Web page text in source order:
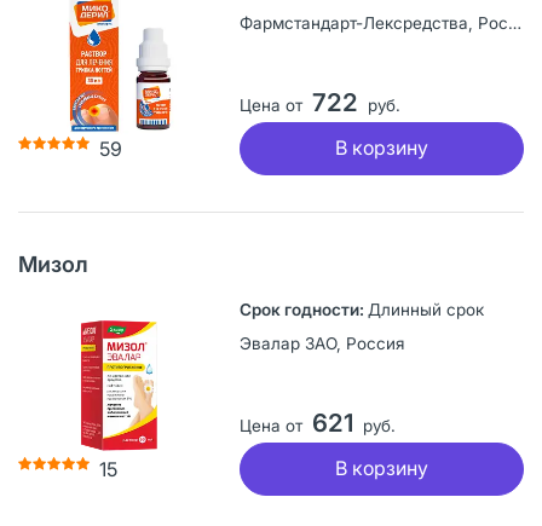
59
Фармстандарт-Лексредства, Россия
Цена от 722 руб.
В корзину
Мизол
15
Длинный срок
Эвалар ЗАО, Россия
Цена от 621 руб.
В корзину